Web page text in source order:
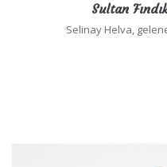
Sultan
Selinay Helva,